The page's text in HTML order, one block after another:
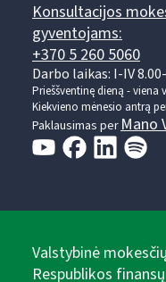
Konsultacijos
gyventojams:
+370 5 260 5060
Darbo laikas: I-IV
Prieššventinę dieną - viena
Kiekvieno mėnesio antrą
Paklausimas perMano
Valstybinė
Respublikos